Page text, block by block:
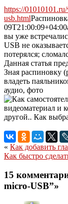
https://
usb.html
09T21:00:09+04:00
вы уже
USB не
потерялся;
Данная статья
Зная распиновку
владеть
аудио, фото
« Как добавить
Как быстро
15
micro-USB”»